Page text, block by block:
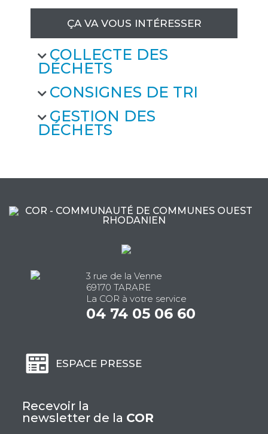
ÇA VA VOUS INTÉRESSER
COLLECTE DES
DÉCHETS
CONSIGNES DE TRI
GESTION DES
DÉCHETS
ESPACE PRESSE
3 rue de la Venne
69170 TARARE
La COR à votre service
04 74 05 06 60
Recevoir la
newsletter de la COR